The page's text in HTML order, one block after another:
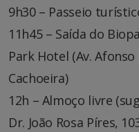
9h30 – Passeio
11h45 – Saída do
Park Hotel (Av. Afonso
Cachoeira)
12h – Almoço livre
Dr. João Rosa Píres,